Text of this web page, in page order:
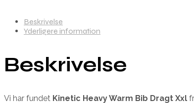
Beskrivelse
Yderligere information
Beskrivelse
Vi har fundet Kinetic Heavy Warm Bib Dragt Xxl